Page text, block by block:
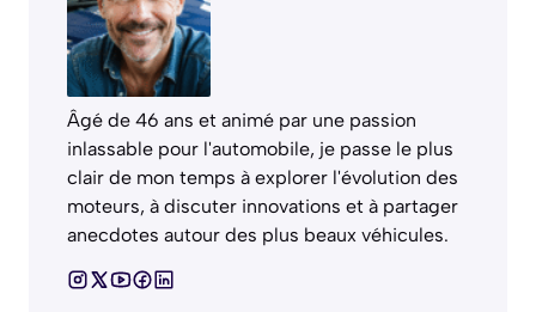
Âgé de 46 ans et animé par une passion
inlassable pour l'automobile, je passe le plus
clair de mon temps à explorer l'évolution des
moteurs, à discuter innovations et à partager
anecdotes autour des plus beaux véhicules.